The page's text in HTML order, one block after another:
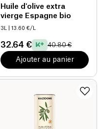
Huile d'olive extra
vierge Espagne bio
3L | 13.60 €/L
32.64 € 40.80 €
Ajouter au panier